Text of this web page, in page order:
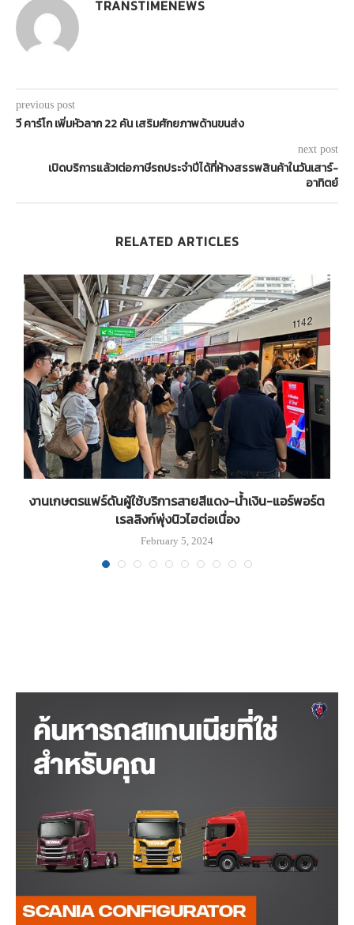
TRANSTIMENEWS
previous post
วี คาร์โก เพิ่มหัวลาก 22 คัน เสริมศักยภาพด้านขนส่ง
next post
เปิดบริการแล้ว!ต่อภาษีรถประจำปีได้ที่ห้างสรรพสินค้าในวันเสาร์-
อาทิตย์
RELATED ARTICLES
งานเกษตรแฟร์ดันผู้ใช้บริการสายสีแดง-น้ำเงิน-แอร์พอร์ต
เรลลิงก์พุ่งนิวไฮต่อเนื่อง
February 5, 2024